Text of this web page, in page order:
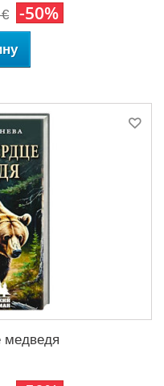
-50%
медведя